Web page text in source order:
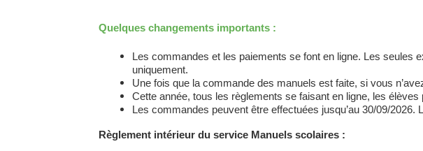
Quelques changements importants :
Les commandes et les paiements se font en ligne. Les seules
uniquement.
Une fois que la commande des manuels est faite, si vous
Cette année, tous les règlements se faisant en ligne, les
Les commandes peuvent être effectuées jusqu’au 30/09/
Règlement intérieur du service Manuels scolaires :